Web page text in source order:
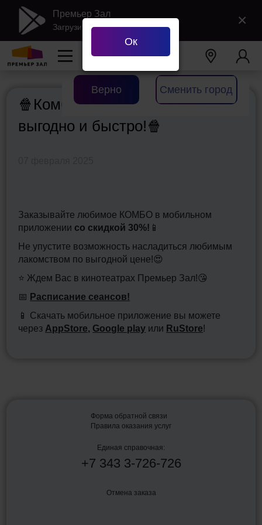
Премьер Зал
Загрузить в Google Play ×
Ваш городЕкатеринбург
Верно Сменить город
🍿Комбо-наборы онлайн
выгодно и быстро!🍿
Заказывайте любимое КОМБО в мобильном
приложении со скидкой 30%! 📱
Не упустите возможность насладиться любимым
лакомством по выгодной цене!😍
⭐ Ждем Вас в кинотеатрах Премьер Зал!😘
📅 Расписание сеансов!
📱 Скачать мобильное приложение вы можете
через AppStore, Google play или RuStore!
Правила оказания услуг
Форма обратной связи
Единая справочная:
+7 343 3-726-726
Отмена заказа
Ок